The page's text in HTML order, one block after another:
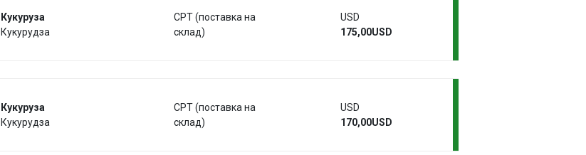
Кукуруза
Кукурудза
CPT (поставка на
склад)
USD
175,00USD
Кукуруза
Кукурудза
CPT (поставка на
склад)
USD
170,00USD